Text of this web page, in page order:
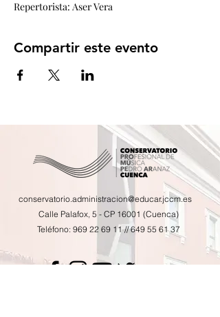
Repertorista: Aser Vera
Compartir este evento
conservatorio.administracion@educar.jccm.es
Calle Palafox, 5 - CP 16001 (Cuenca)
Teléfono: 969 22 69 11//649 55 61 37